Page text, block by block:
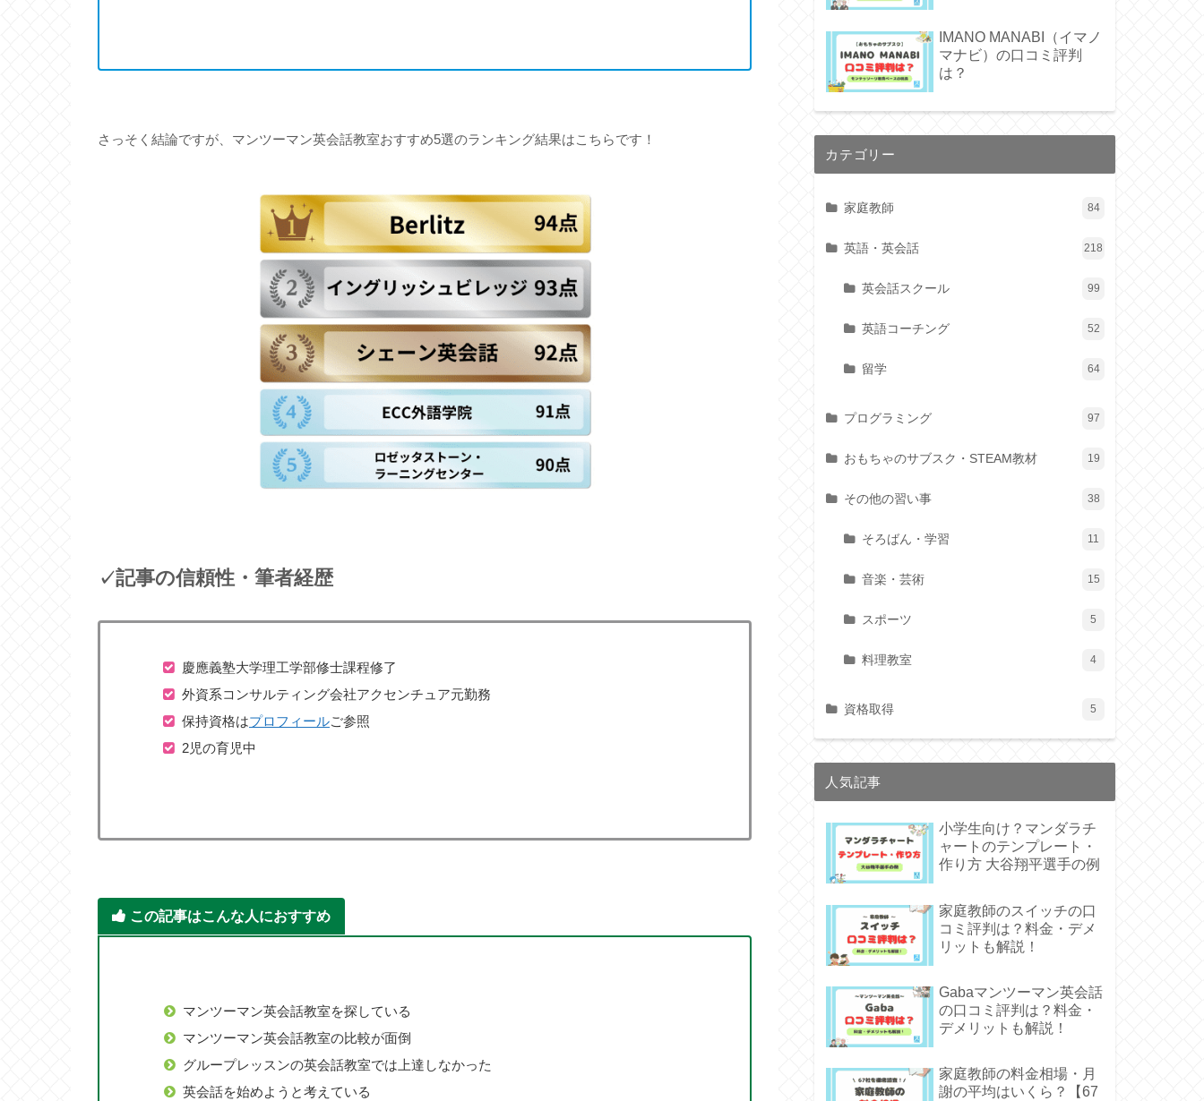
さっそく結論ですが、マンツーマン英会話教室おすすめ5選のランキング結果はこちらです！
✓記事の信頼性・筆者経歴
慶應義塾大学理工学部修士課程修了
外資系コンサルティング会社アクセンチュア元勤務
保持資格はプロフィールご参照
2児の育児中
この記事はこんな人におすすめ
マンツーマン英会話教室を探している
マンツーマン英会話教室の比較が面倒
グループレッスンの英会話教室では上達しなかった
英会話を始めようと考えている
IMANO MANABI（イマノ
マナビ）の口コミ評判
は？
カテゴリー
家庭教師 84
英語・英会話 218
英会話スクール 99
英語コーチング 52
留学 64
プログラミング 97
おもちゃのサブスク・STEAM教材 19
その他の習い事 38
そろばん・学習 11
音楽・芸術 15
スポーツ 5
料理教室 4
資格取得 5
人気記事
小学生向け？マンダラチ
ャートのテンプレート・
作り方 大谷翔平選手の例
家庭教師のスイッチの口
コミ評判は？料金・デメ
リットも解説！
Gabaマンツーマン英会話
の口コミ評判は？料金・
デメリットも解説！
家庭教師の料金相場・月
謝の平均はいくら？【67